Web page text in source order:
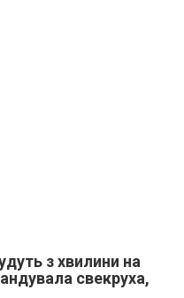
з хвилини на
свекруха,